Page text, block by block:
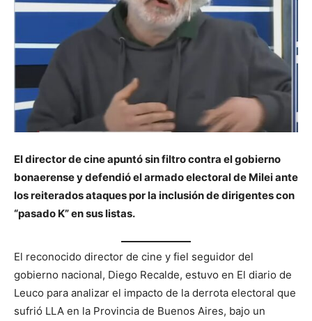
El director de cine apuntó sin filtro contra el gobierno
bonaerense y defendió el armado electoral de Milei ante
los reiterados ataques por la inclusión de dirigentes con
“pasado K” en sus listas.
El reconocido director de cine y fiel seguidor del
gobierno nacional, Diego Recalde, estuvo en El diario de
Leuco para analizar el impacto de la derrota electoral que
sufrió LLA en la Provincia de Buenos Aires, bajo un